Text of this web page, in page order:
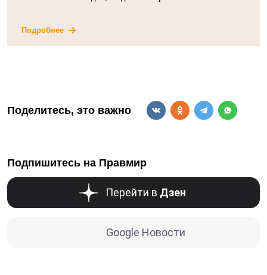
Подробнее
Поделитесь, это важно
Подпишитесь на Правмир
Перейти в Дзен
Google Новости